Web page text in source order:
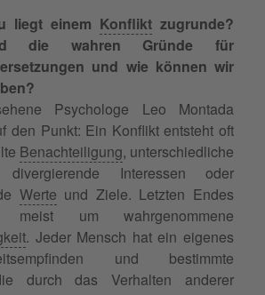
liegt einem Konflikt zugrunde?
die wahren Gründe für
und wie können wir
Psychologe Leo Montada
den Punkt: Ein Konflikt entsteht oft
Benachteiligung, unterschiedliche
divergierende Interessen oder
Werte und Ziele. Letzten Endes
um wahrgenommene
. Jeder Mensch hat ein eigenes
und bestimmte
durch das Verhalten anderer